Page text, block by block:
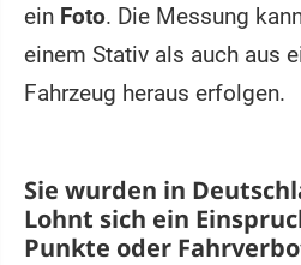
ein Foto. Die Messung
einem Stativ als auch aus
Fahrzeug heraus erfolgen.
Sie wurden in
Lohnt sich ein
Punkte oder